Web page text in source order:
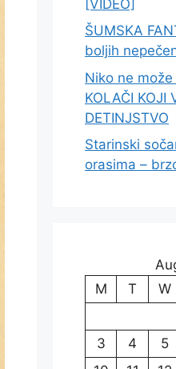
[VIDEO]
ŠUMSKA
boljih
Niko ne
KOLAČI KOJI
DETINJSTVO
Starinski
orasima –
M
T W
3
4 5